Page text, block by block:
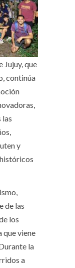
Jujuy, que
continúa
las
y
de las
los
que viene
la
a